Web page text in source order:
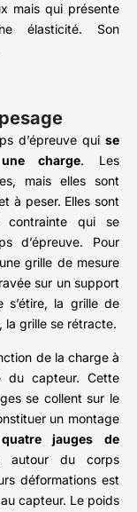
mais qui présente
élasticité. Son
d’épreuve qui se
charge. Les
mais elles sont
à peser. Elles sont
contrainte qui se
d’épreuve. Pour
grille de mesure
sur un support
s’étire, la grille de
la grille se rétracte.
de la charge à
du capteur. Cette
se collent sur le
un montage
quatre jauges de
autour du corps
déformations est
capteur. Le poids